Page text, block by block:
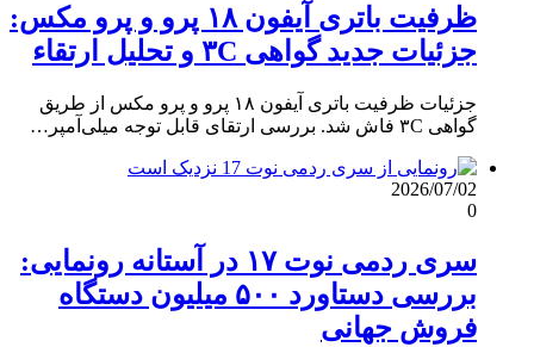
ظرفیت باتری آیفون ۱۸ پرو و پرو مکس:
جزئیات جدید گواهی ۳C و تحلیل ارتقاء
جزئیات ظرفیت باتری آیفون ۱۸ پرو و پرو مکس از طریق
گواهی ۳C فاش شد. بررسی ارتقای قابل توجه میلی‌آمپر…
2026/07/02
0
سری ردمی نوت ۱۷ در آستانه رونمایی:
بررسی دستاورد ۵۰۰ میلیون دستگاه
فروش جهانی